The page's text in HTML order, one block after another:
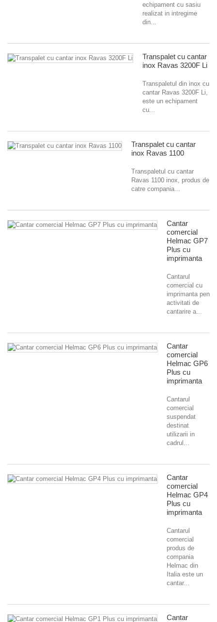
echipament cu sasiu
realizat in intregime
din...
Transpalet cu cantar
inox Ravas 3200F Li
Transpaletul din inox cu
cantar Ravas 3200F Li,
este un echipament
cu...
Transpalet cu cantar
inox Ravas 1100
Transpaletul cu cantar
Ravas 1100 inox, produs de
catre compania...
Cantar
comercial
Helmac GP7
Plus cu
imprimanta
Cantarul
comercial cu
imprimanta pentru
activitati de
cantarire a...
Cantar
comercial
Helmac GP6
Plus cu
imprimanta
Cantarul
comercial
suspendat
destinat
utilizarii in
cadrul...
Cantar
comercial
Helmac GP4
Plus cu
imprimanta
Cantarul
comercial
produs de
compania
Helmac din
Italia este un
cantar...
Cantar